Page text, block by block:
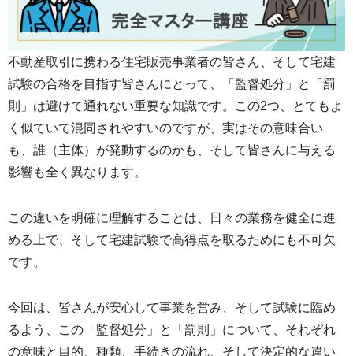
不動産取引に携わる住宅販売事業者の皆さん、そして宅建
試験の合格を目指す皆さんにとって、「監督処分」と「罰
則」は避けて通れない重要な知識です。この2つ、とてもよ
く似ていて混同されやすいのですが、実はその意味合い
も、誰（主体）が発動するのかも、そして皆さんに与える
影響も全く異なります。
この違いを明確に理解することは、日々の業務を健全に進
める上で、そして宅建試験で高得点を取るためにも不可欠
です。
今回は、皆さんが安心して事業を営み、そして試験に臨め
るよう、この「監督処分」と「罰則」について、それぞれ
の意味と目的、種類、手続きの流れ、そして決定的な違い